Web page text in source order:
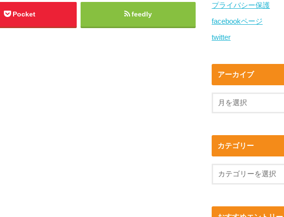
Pocket feedly
プライバシー保護
facebookページ
twitter
アーカイブ
カテゴリー